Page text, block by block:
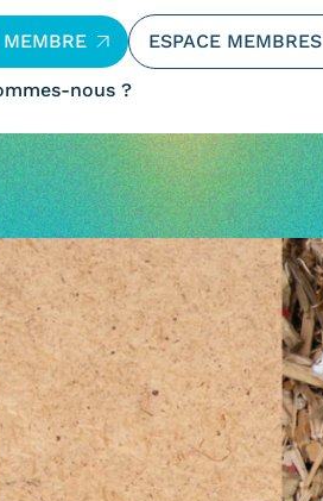
nous ?
ESPACE MEMBRES